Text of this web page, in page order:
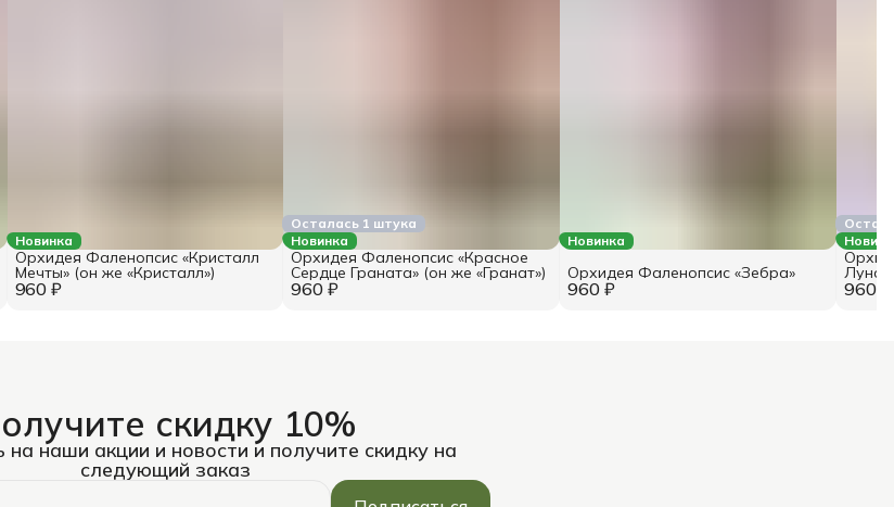
Новинка
960 ₽
Орхидея Фаленопсис «Кристалл
Мечты» (он же «Кристалл»)
Осталась 1 штука
Новинка
960 ₽
Орхидея Фаленопсис «Красное
Сердце Граната» (он же «Гранат»)
Новинка
960 ₽
Орхидея Фаленопсис «Зебра»
960 ₽
Луна»
скидку 10%
наши акции и новости и получите скидку на
следующий заказ